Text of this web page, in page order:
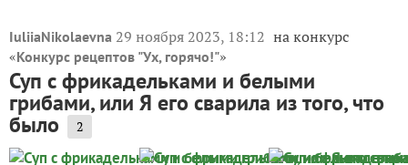
IuliiaNikolaevna 29 ноября 2023, 18:12 на конкурс
«Конкурс рецептов "Ух, горячо!"»
Суп с фрикадельками и белыми
грибами, или Я его сварила из того, что
было 2